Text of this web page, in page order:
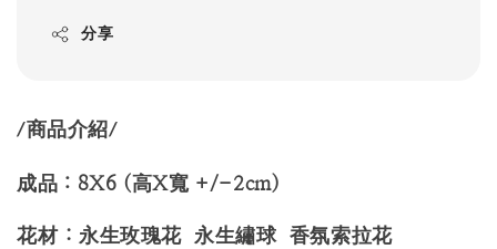
分享
/商品介紹/
成品：8X6 (高X寬 +/-2cm)
花材 : 永生玫瑰花 永生繡球 香氛索拉花